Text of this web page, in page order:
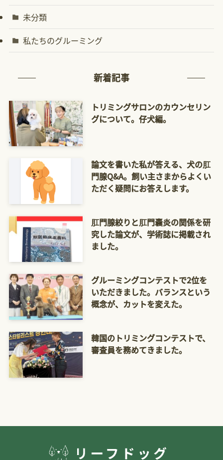
未分類
私たちのグルーミング
新着記事
トリミングサロンのカウンセリン
グについて。仔犬編。
論文を書いた私が答える、犬の肛
門腺Q&A。飼い主さまからよくい
ただく疑問にお答えします。
肛門腺絞りと肛門嚢炎の関係を研
究した論文が、学術誌に掲載され
ました。
グルーミングコンテストで2位を
いただきました。バランスという
概念が、カットを変えた。
韓国のトリミングコンテストで、
審査員を務めてきました。